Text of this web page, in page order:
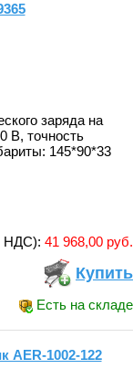
заряда на
В, точность
145*90*33
НДС): 41 968,00 руб.
Купить
Есть на складе
AER-1002-122